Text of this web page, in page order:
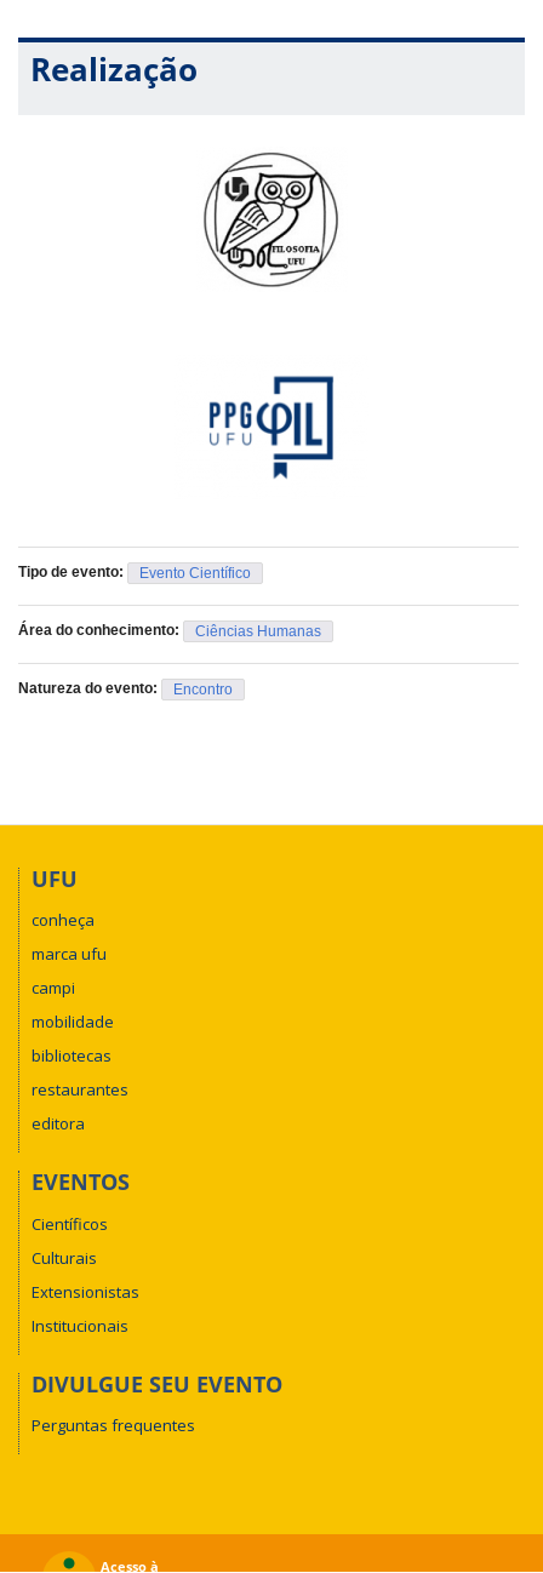
Realização
Tipo de evento: Evento Científico
Área do conhecimento: Ciências Humanas
Natureza do evento: Encontro
UFU
conheça
marca ufu
campi
mobilidade
bibliotecas
restaurantes
editora
EVENTOS
Científicos
Culturais
Extensionistas
Institucionais
DIVULGUE SEU EVENTO
Perguntas frequentes